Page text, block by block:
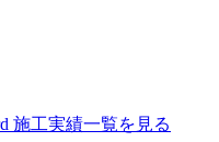
施工実績一覧を見る